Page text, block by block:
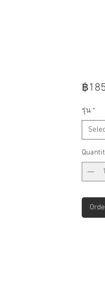
฿
รุ่น *